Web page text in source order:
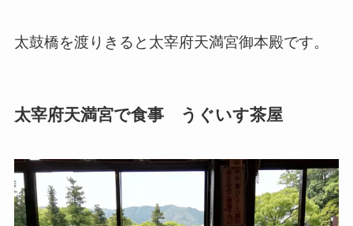
太鼓橋を渡りきると太宰府天満宮御本殿です。
太宰府天満宮で食事 うぐいす茶屋